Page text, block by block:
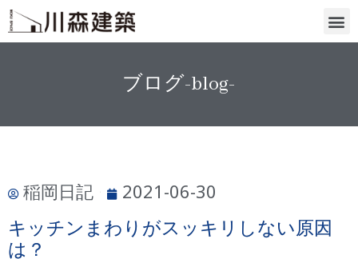
ブログ-blog-
稲岡日記 2021-06-30
キッチンまわりがスッキリしない原因
は？